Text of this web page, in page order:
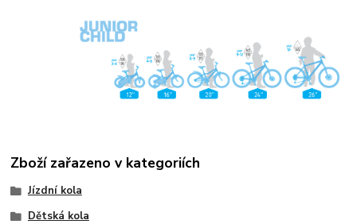
Zboží zařazeno v kategoriích
Jízdní kola
Dětská kola